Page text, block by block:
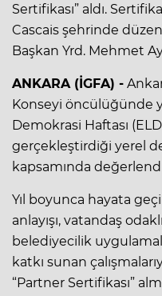
Sertifikası” aldı.
Cascais şehrinde
Başkan Yrd. Mehmet
ANKARA (İGFA) -
Konseyi öncülüğünde
Demokrasi Haftası
gerçekleştirdiği yerel
kapsamında
Yıl boyunca hayata
anlayışı, vatandaş
belediyecilik
katkı sunan
“Partner Sertifikası”